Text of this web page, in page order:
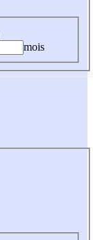
mois